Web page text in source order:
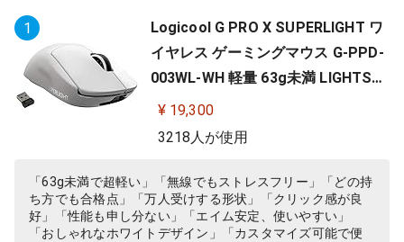
1
Logicool G PRO X SUPERLIGHT ワ
イヤレス ゲーミングマウス G-PPD-
003WL-WH 軽量 63g未満 LIGHTSP
EED HERO 25Kセンサー POWERPLA
Y 無線 充電 対応 ゲーミング マウス
¥ 19,300
3218人が使用
「63g未満で超軽い」「無線でもストレスフリー」「どの持
ち方でも合格点」「万人受けする形状」「クリック感が良
好」「性能も申し分ない」「エイム安定、使いやすい」
「おしゃれなホワイトデザイン」「カスタマイズ可能で便